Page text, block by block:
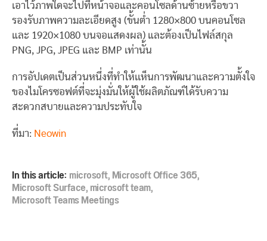
เอาไว้ภาพใดจะไปที่หน้าจอและคอนโซลด้านซ้ายหรือขวา
รองรับภาพความละเอียดสูง (ขั้นต่ำ 1280×800 บนคอนโซล
และ 1920×1080 บนจอแสดงผล) และต้องเป็นไฟล์สกุล
PNG, JPG, JPEG และ BMP เท่านั้น
การอัปเดตเป็นส่วนหนึ่งที่ทำให้เเห็นการพัฒนาและความตั้งใจ
ของไมโครซอฟต์ที่จะมุ่งมั่นให้ผู้ใช้ผลิตภัณฑ์ได้รับความ
สะดวกสบายและความประทับใจ
ที่มา: Neowin
In this article:microsoft,Microsoft Office 365,
Microsoft Surface,microsoft team,
Microsoft Teams Meetings